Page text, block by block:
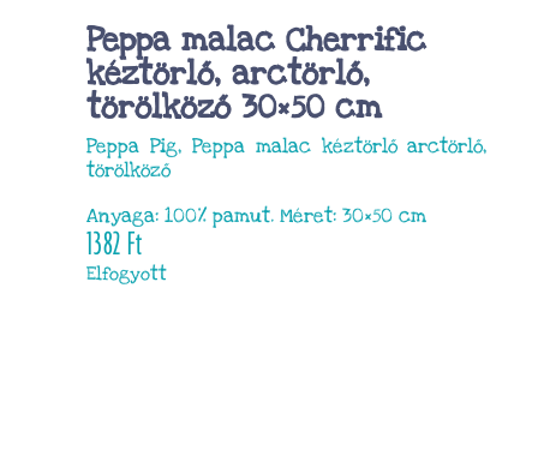
Peppa malac Cherrific
kéztörlő, arctörlő,
törölköző 30×50 cm
Peppa Pig, Peppa malac kéztörlő arctörlő,
törölköző
Anyaga: 100% pamut. Méret: 30×50 cm
1382Ft
Elfogyott